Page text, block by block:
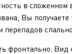
в
Вы получаете
перепадов
фронтально. Вид